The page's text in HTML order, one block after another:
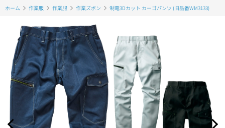
ホーム 作業服 作業服 作業ズボン 制電3Dカット カーゴパンツ (旧品番WM3133)